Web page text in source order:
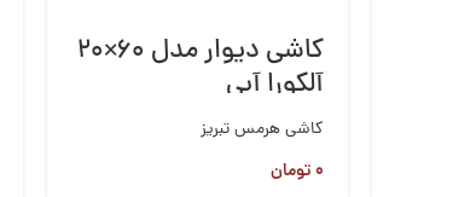
کاشی دیوار مدل ۶۰×۲۰
آلکورا آبی
کاشی هرمس تبریز
۰تومان